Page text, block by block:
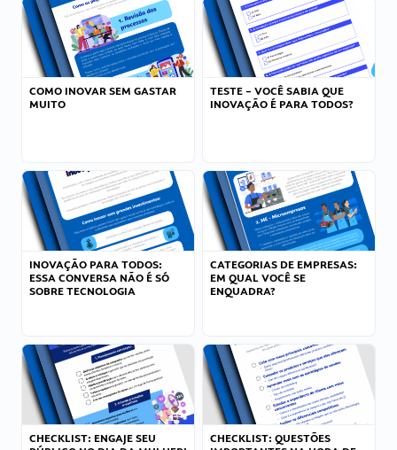
COMO INOVAR SEM GASTAR
MUITO
TESTE – VOCÊ SABIA QUE
INOVAÇÃO É PARA TODOS?
INOVAÇÃO PARA TODOS:
ESSA CONVERSA NÃO É SÓ
SOBRE TECNOLOGIA
CATEGORIAS DE EMPRESAS:
EM QUAL VOCÊ SE
ENQUADRA?
CHECKLIST: ENGAJE SEU
CHECKLIST: QUESTÕES